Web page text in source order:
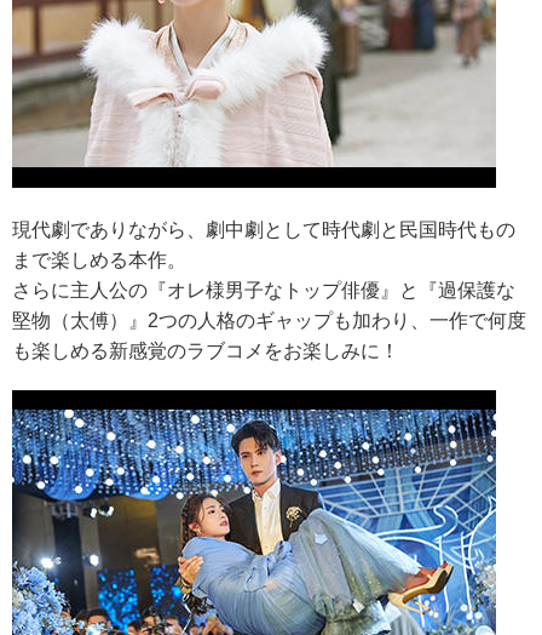
現代劇でありながら、劇中劇として時代劇と民国時代もの
まで楽しめる本作。
さらに主人公の『オレ様男子なトップ俳優』と『過保護な
堅物（太傅）』2つの人格のギャップも加わり、一作で何度
も楽しめる新感覚のラブコメをお楽しみに！